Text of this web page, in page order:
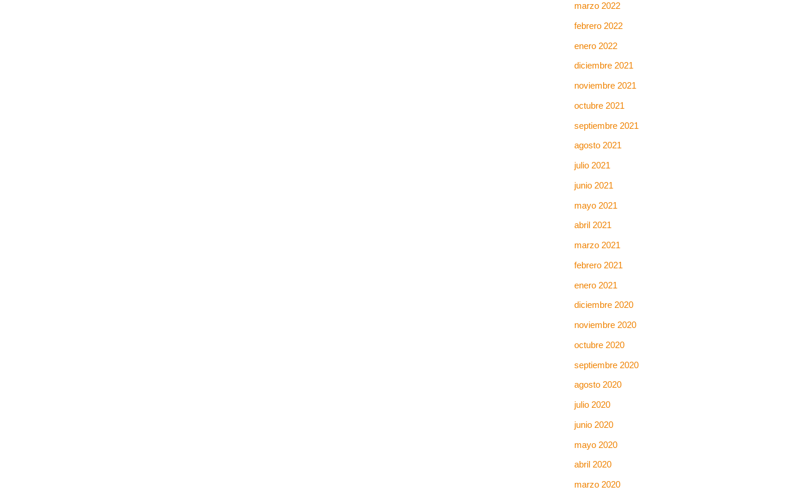
marzo 2022
febrero 2022
enero 2022
diciembre 2021
noviembre 2021
octubre 2021
septiembre 2021
agosto 2021
julio 2021
junio 2021
mayo 2021
abril 2021
marzo 2021
febrero 2021
enero 2021
diciembre 2020
noviembre 2020
octubre 2020
septiembre 2020
agosto 2020
julio 2020
junio 2020
mayo 2020
abril 2020
marzo 2020